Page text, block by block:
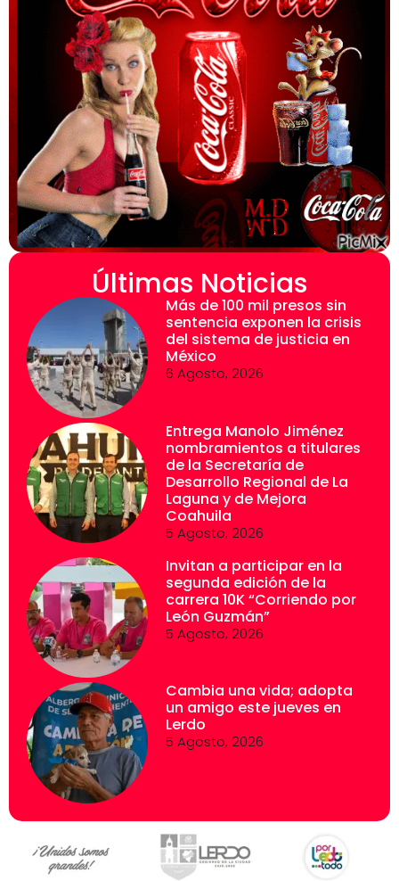
Últimas Noticias
Más de 100 mil presos sin
sentencia exponen la crisis
del sistema de justicia en
México
6 Agosto, 2026
Entrega Manolo Jiménez
nombramientos a titulares
de la Secretaría de
Desarrollo Regional de La
Laguna y de Mejora
Coahuila
5 Agosto, 2026
Invitan a participar en la
segunda edición de la
carrera 10K “Corriendo por
León Guzmán”
5 Agosto, 2026
Cambia una vida; adopta
un amigo este jueves en
Lerdo
5 Agosto, 2026